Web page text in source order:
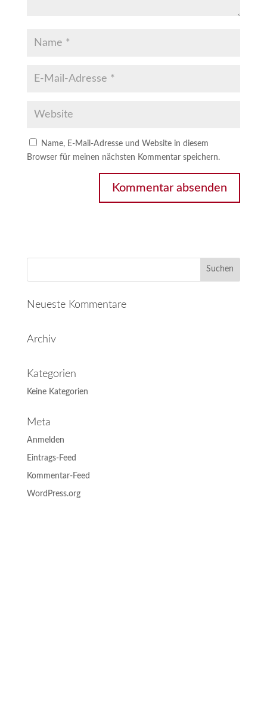
Name, E-Mail-Adresse und Website in diesem
Browser für meinen nächsten Kommentar speichern.
Neueste Kommentare
Archiv
Kategorien
Keine Kategorien
Meta
Anmelden
Eintrags-Feed
Kommentar-Feed
WordPress.org